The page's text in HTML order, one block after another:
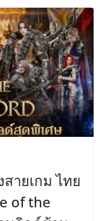
ายเกม ไทย
of the